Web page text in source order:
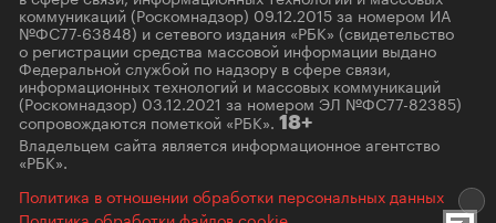
коммуникаций (Роскомнадзор) 09.12.2015 за номером ИА
№ФС77-63848) и сетевого издания «РБК» (свидетельство
о регистрации средства массовой информации выдано
Федеральной службой по надзору в сфере связи,
информационных технологий и массовых коммуникаций
(Роскомнадзор) 03.12.2021 за номером ЭЛ №ФС77-82385)
сопровождаются пометкой «РБК». 18+
Владельцем сайта является информационное агентство
«РБК».
Политика в отношении обработки персональных данных